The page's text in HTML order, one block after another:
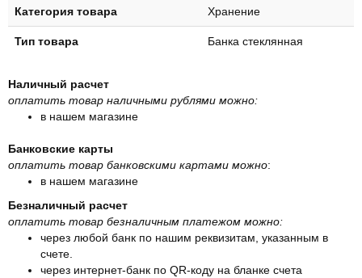
Категория товара Хранение
Тип товара Банка стеклянная
Наличный расчет
оплатить товар наличными рублями можно:
в нашем магазине
Банковские карты
оплатить товар банковскими картами можно:
в нашем магазине
Безналичный расчет
оплатить товар безналичным платежом можно:
через любой банк по нашим реквизитам, указанным в
счете.
через интернет-банк по QR-коду на бланке счета